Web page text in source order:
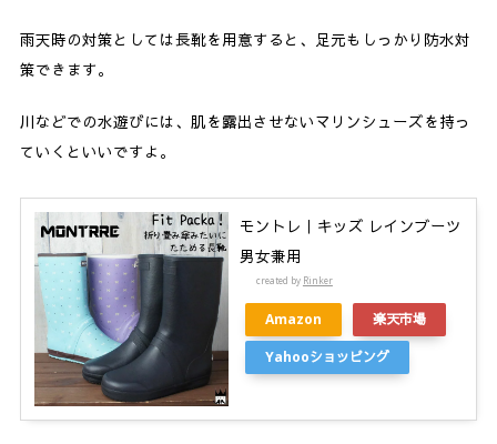
雨天時の対策としては長靴を用意すると、足元もしっかり防水対
策できます。
川などでの水遊びには、肌を露出させないマリンシューズを持っ
ていくといいですよ。
モントレ｜キッズ レインブーツ
男女兼用
created by Rinker
Amazon
楽天市場
Yahooショッピング